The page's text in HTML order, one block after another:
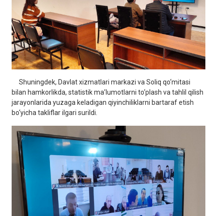
Shuningdek, Davlat xizmatlari markazi va Soliq qo‘mitasi
bilan hamkorlikda, statistik ma’lumotlarni to‘plash va tahlil qilish
jarayonlarida yuzaga keladigan qiyinchiliklarni bartaraf etish
bo‘yicha takliflar ilgari surildi.